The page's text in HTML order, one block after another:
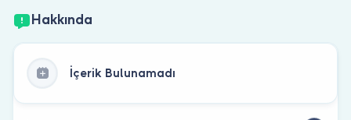
Hakkında
İçerik Bulunamadı